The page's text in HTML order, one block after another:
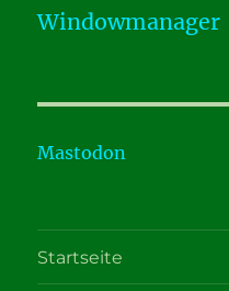
Windowmanager
Mastodon
Startseite